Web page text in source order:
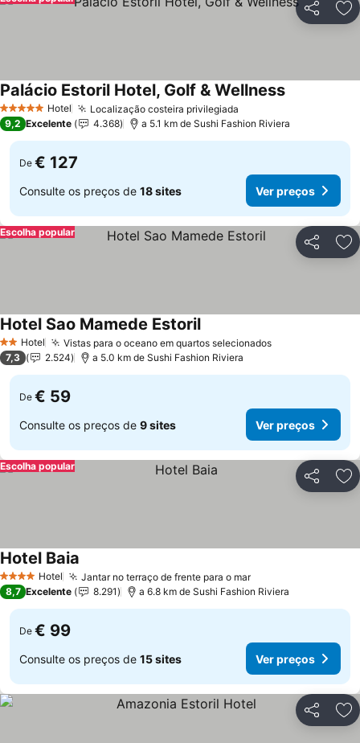
Partilhar
5 Estrelas Hotel Localização costeira privilegiada
Palácio Estoril Hotel, Golf & WellnessVer preços
9,2 Excelente 4.368 a 5.1 km de Sushi Fashion Riviera
De € 127
Consulte os preços de 18 sites Ver preços
Partilhar
Escolha popular
2 Estrelas
Hotel Vistas para o oceano em quartos selecionadosVer preços
Hotel Sao Mamede EstorilVer preços
7,3 2.524 a 5.0 km de Sushi Fashion Riviera
De € 59
Consulte os preços de 9 sites Ver preços
Partilhar
Escolha popular
4 EstrelasHotel Jantar no terraço de frente para o marVer preços
Hotel Baia
8,7 Excelente 8.291 a 6.8 km de Sushi Fashion Riviera
De € 99
Consulte os preços de 15 sites Ver preços
Partilhar